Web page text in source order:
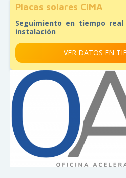
Placas solares CIMA
Seguimiento en tiempo
instalación
VER DATOS EN